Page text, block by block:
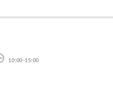
10:00-15:00